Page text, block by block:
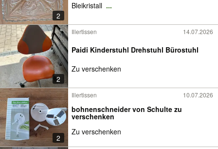
2
Bleikristall ...
2
Illertissen 14.07.2026
Paidi Kinderstuhl Drehstuhl Bürostuhl
Zu verschenken
2
Illertissen 10.07.2026
bohnenschneider von Schulte zu
verschenken
Zu verschenken